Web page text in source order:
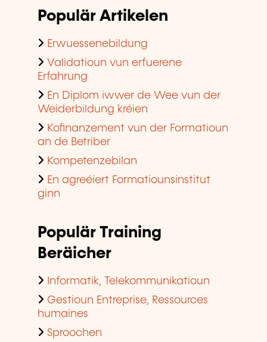
Populär Artikelen
Erwuessenebildung
Validatioun vun erfuerene
Erfahrung
En Diplom iwwer de Wee vun der
Weiderbildung kréien
Kofinanzement vun der Formatioun
an de Betriber
Kompetenzebilan
En agreéiert Formatiounsinstitut
ginn
Populär Training
Beräicher
Informatik, Telekommunikatioun
Gestioun Entreprise, Ressources
humaines
Sproochen